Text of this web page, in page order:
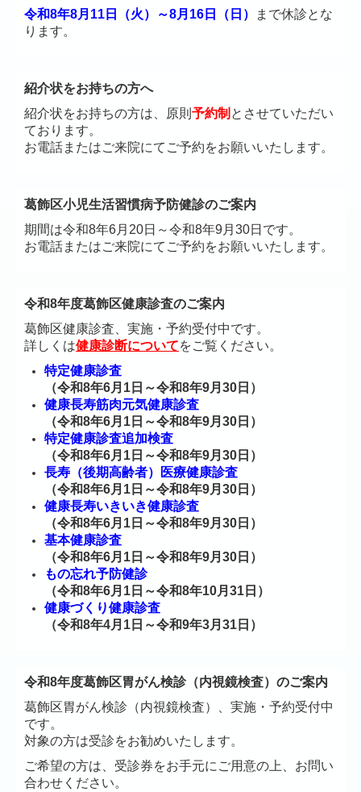
令和8年8月11日（火）～8月16日（日）
まで休診とな
ります。
紹介状をお持ちの方へ
紹介状をお持ちの方は、原則 予約制 とさせていただい
ております。
お電話またはご来院にてご予約をお願いいたします。
葛飾区小児生活習慣病予防健診のご案内
期間は令和8年6月20日～令和8年9月30日です。
お電話またはご来院にてご予約をお願いいたします。
令和8年度葛飾区健康診査のご案内
葛飾区健康診査、実施・予約受付中です。
詳しくは健康診断についてをご覧ください。
特定健康診査
（令和8年6月1日～令和8年9月30日）
健康長寿筋肉元気健康診査
（令和8年6月1日～令和8年9月30日）
特定健康診査追加検査
（令和8年6月1日～令和8年9月30日）
長寿（後期高齢者）医療健康診査
（令和8年6月1日～令和8年9月30日）
健康長寿いきいき健康診査
（令和8年6月1日～令和8年9月30日）
基本健康診査
（令和8年6月1日～令和8年9月30日）
もの忘れ予防健診
（令和8年6月1日～令和8年10月31日）
健康づくり健康診査
（令和8年4月1日～令和9年3月31日）
令和8年度葛飾区胃がん検診（内視鏡検査）のご案内
葛飾区胃がん検診（内視鏡検査）、実施・予約受付中
です。
対象の方は受診をお勧めいたします。
ご希望の方は、受診券をお手元にご用意の上、お問い
合わせください。